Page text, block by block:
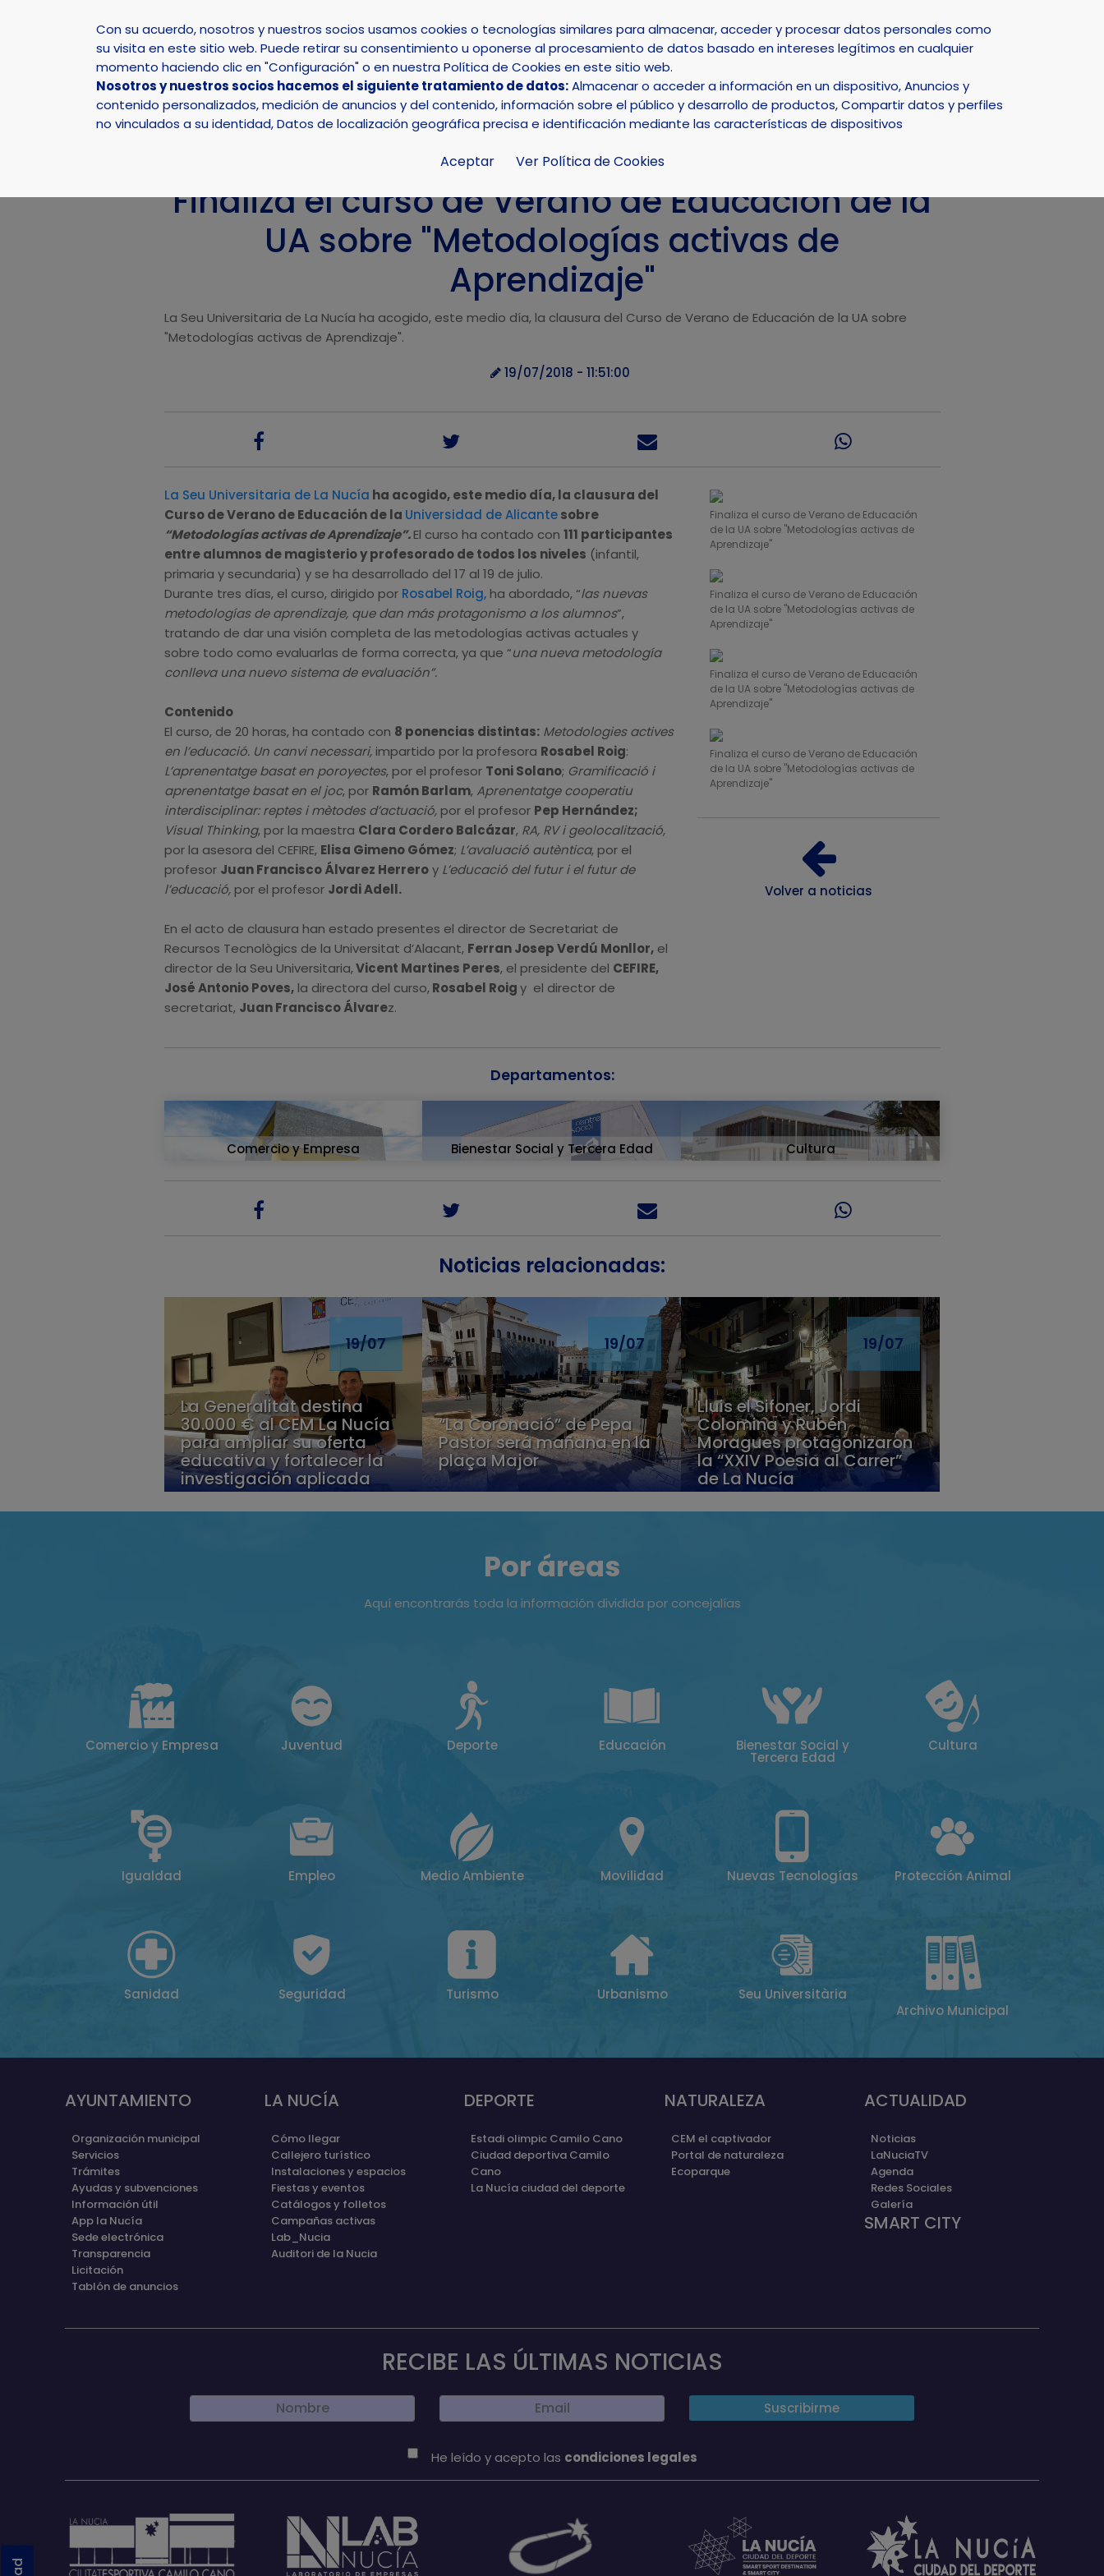
Select Language
INICIO AYUNTAMIENTO LA NUCÍA DEPORTE NATURALEZA SMART CITY
Con su acuerdo, nosotros y nuestros socios usamos cookies o tecnologías similares para almacenar, acceder y procesar datos personales como
su visita en este sitio web. Puede retirar su consentimiento u oponerse al procesamiento de datos basado en intereses legítimos en cualquier
momento haciendo clic en "Configuración" o en nuestra Política de Cookies en este sitio web.
Nosotros y nuestros socios hacemos el siguiente tratamiento de datos:Almacenar o acceder a información en un dispositivo, Anuncios y
contenido personalizados, medición de anuncios y del contenido, información sobre el público y desarrollo de productos, Compartir datos y perfiles
no vinculados a su identidad, Datos de localización geográfica precisa e identificación mediante las características de dispositivos
Aceptar Ver Política de Cookies
Actualidad Noticias Noticia - Finaliza el curso de Verano de Educación de la UA sobre "Metodologías activas de Aprendizaje"
Finaliza el curso de Verano de Educación de la
UA sobre "Metodologías activas de
Aprendizaje"
La Seu Universitaria de La Nucía ha acogido, este medio día, la clausura del Curso de Verano de Educación de la UA sobre
"Metodologías activas de Aprendizaje".
19/07/2018 - 11:51:00
La Seu Universitaria de La Nucía ha acogido, este medio día, la clausura del
Curso de Verano de Educación de la Universidad de Alicantesobre
“Metodologías activas de Aprendizaje”.El curso ha contado con 111 participantes
entre alumnos de magisterio y profesorado de todos los niveles (infantil,
primaria y secundaria) y se ha desarrollado del 17 al 19 de julio.
Durante tres días, el curso, dirigido por Rosabel Roig,ha abordado, “las nuevas
metodologías de aprendizaje, que dan más protagonismo a los alumnos”,
tratando de dar una visión completa de las metodologías activas actuales y
sobre todo como evaluarlas de forma correcta, ya que “una nueva metodología
conlleva una nuevo sistema de evaluación”.
Contenido
El curso, de 20 horas, ha contado con 8 ponencias distintas: Metodologies actives
en l’educació. Un canvi necessari,impartido por la profesora Rosabel Roig:
L’aprenentatge basat en poroyectes, por el profesor Toni Solano; Gramificació i
aprenentatge basat en el joc, por Ramón Barlam, Aprenentatge cooperatiu
interdisciplinar: reptes i mètodes d’actuació,por el profesor Pep Hernández;
Visual Thinking, por la maestra Clara Cordero Balcázar, RA, RV i geolocalització,
por la asesora del CEFIRE, Elisa Gimeno Gómez; L’avaluació autèntica, por el
profesor Juan Francisco Álvarez Herreroy L’educació del futur i el futur de
l’educació,por el profesor Jordi Adell.
En el acto de clausura han estado presentes el director de Secretariat de
Recursos Tecnològics de la Universitat d’Alacant, Ferran Josep Verdú Monllor,el
director de la Seu Universitaria,Vicent Martines Peres, el presidente del CEFIRE,
José Antonio Poves,la directora del curso,Rosabel Roigy el director de
secretariat, Juan Francisco Álvarez.
Finaliza el curso de Verano de Educación
de la UA sobre "Metodologías activas de
Aprendizaje"
Finaliza el curso de Verano de Educación
de la UA sobre "Metodologías activas de
Aprendizaje"
Finaliza el curso de Verano de Educación
de la UA sobre "Metodologías activas de
Aprendizaje"
Finaliza el curso de Verano de Educación
de la UA sobre "Metodologías activas de
Aprendizaje"
Volver a noticias
Departamentos:
Comercio y Empresa Bienestar Social y Tercera Edad Cultura
Noticias relacionadas:
La Generalitat destina
30.000 € al CEM La Nucía
para ampliar su oferta
educativa y fortalecer la
investigación aplicada
19/07
“La Coronació” de Pepa
Pastor será mañana en la
plaça Major
19/07
Lluis el Sifoner, Jordi
Colomina y Rubén
Moragues protagonizaron
la “XXIV Poesia al Carrer”
de La Nucía
19/07
Por áreas
Aquí encontrarás toda la información dividida por concejalías
Comercio y Empresa Juventud Deporte Educación Bienestar Social y
Tercera Edad
Cultura
Igualdad Empleo Medio Ambiente Movilidad Nuevas Tecnologías Protección Animal
Sanidad Seguridad Turismo Urbanismo
Seu Universitària
Archivo Municipal
AYUNTAMIENTO
Organización municipal
Servicios
Trámites
Ayudas y subvenciones
Información útil
App la Nucía
Sede electrónica
Transparencia
Licitación
Tablón de anuncios
LA NUCÍA
Cómo llegar
Callejero turístico
Instalaciones y espacios
Fiestas y eventos
Catálogos y folletos
Campañas activas
Lab_Nucia
Auditori de la Nucia
DEPORTE
Estadi olimpic Camilo Cano
Ciudad deportiva Camilo
Cano
La Nucía ciudad del deporte
NATURALEZA
CEM el captivador
Portal de naturaleza
Ecoparque
ACTUALIDAD
Noticias
LaNuciaTV
Agenda
Redes Sociales
Galería
SMART CITY
RECIBE LAS ÚLTIMAS NOTICIAS
He leído y acepto las condiciones legales